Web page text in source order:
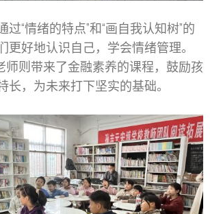
“情绪的特点”和“画自我认知树”的
更好地认识自己，学会情绪管理。
则带来了金融素养的课程，鼓励孩
长，为未来打下坚实的基础。